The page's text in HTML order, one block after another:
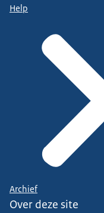
Help
Archief
Over deze site